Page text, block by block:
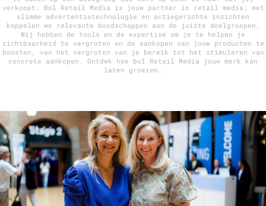
Events
Opleidingen
Vacatures
Academy
Artificial Intelligence
Bureaus
Campagnes
Carriere
Contentmarketing
verkoopt. Bol Retail Media is jouw partner in retail media; met
slimme advertentietechnologie en actiegerichte inzichten
koppelen we relevante boodschappen aan de juiste doelgroepen.
Wij hebben de tools en de expertise om je te helpen je
zichtbaarheid te vergroten en de aankopen van jouw producten te
boosten, van het vergroten van je bereik tot het stimuleren van
concrete aankopen. Ontdek hoe bol Retail Media jouw merk kan
laten groeien.